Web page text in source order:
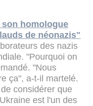
homologue
de néonazis"
des nazis
"Pourquoi on
"Nous
ça", a-t-il martelé.
considérer que
est l'un des